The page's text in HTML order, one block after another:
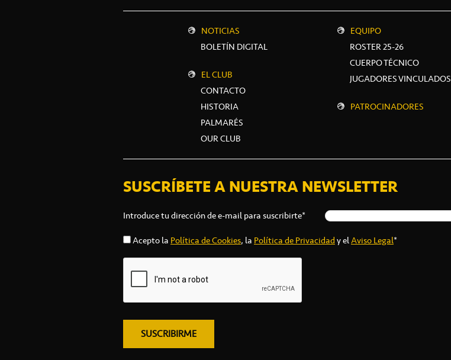
NOTICIAS
BOLETÍN DIGITAL
EL CLUB
CONTACTO
HISTORIA
PALMARÉS
OUR CLUB
EQUIPO
ROSTER 25-26
CUERPO TÉCNICO
JUGADORES VINCULADOS
PATROCINADORES
SUSCRÍBETE A NUESTRA NEWSLETTER
Introduce tu dirección de e-mail para suscribirte*
Acepto la Política de Cookies, la Política de Privacidady elAviso Legal*